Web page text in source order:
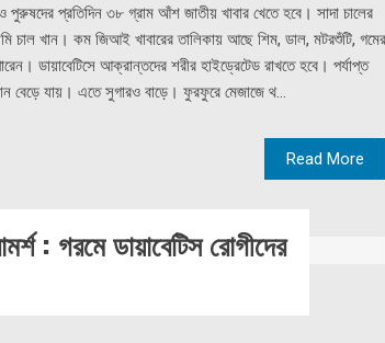
পুরুষদের প্রতিদিন ৩৮ গ্রাম আঁশ জাতীয় খাবার খেতে হবে। সাদা চালের
চাল খান। কম জিআই খাবারের তালিকায় আছে শিম, ডাল, মটরশুঁটি, গমের
ডায়াবেটিসে আক্রান্তদের শরীর হাইড্রেটেড রাখতে হবে। পর্যাপ্ত
বেড়ে যায়। এতে সুগারও বাড়ে। ফুরফুরে মেজাজে থ...
Read More
: গরমে ডায়াবেটিস রোগীদের